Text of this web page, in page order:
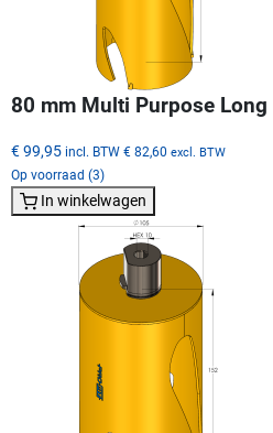
80 mm Multi Purpose Long
€ 99,95 incl. BTW € 82,60 excl. BTW
Op voorraad (3)
In winkelwagen